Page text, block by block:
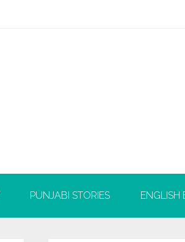
PUNJABI STORIES ENGLISH